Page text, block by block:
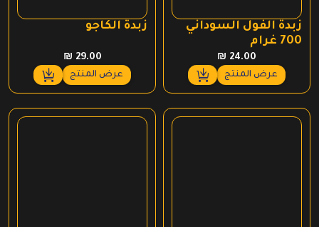
زبدة الفول السوداني
700 غرام
₪ 24.00
عرض المنتج
زبدة الكاجو
₪ 29.00
عرض المنتج